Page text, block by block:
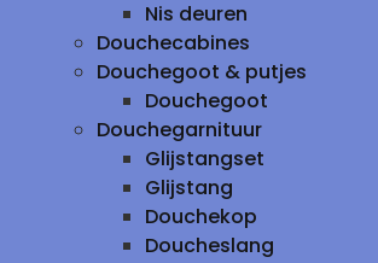
Nis deuren
Douchecabines
Douchegoot & putjes
Douchegoot
Douchegarnituur
Glijstangset
Glijstang
Douchekop
Doucheslang